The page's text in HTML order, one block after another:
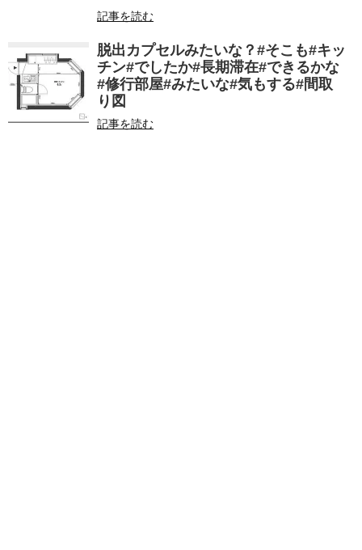
記事を読む
脱出カプセルみたいな？#そこも#キッ
チン#でしたか#長期滞在#できるかな
#修行部屋#みたいな#気もする#間取
り図
記事を読む